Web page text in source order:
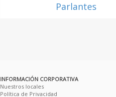
Parlantes
INFORMACIÓN CORPORATIVA
Nuestros locales
Política de Privacidad